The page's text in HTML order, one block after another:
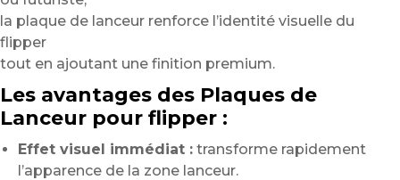
la plaque de lanceur renforce l’identité visuelle du
flipper
tout en ajoutant une finition premium.
Les avantages des Plaques de
Lanceur pour flipper :
Effet visuel immédiat : transforme rapidement
l’apparence de la zone lanceur.